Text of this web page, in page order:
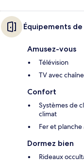
Équipements
Amusez-vous
Télévision
TV avec
Confort
Systèmes de
climat
Fer et
Dormez bien
Rideaux